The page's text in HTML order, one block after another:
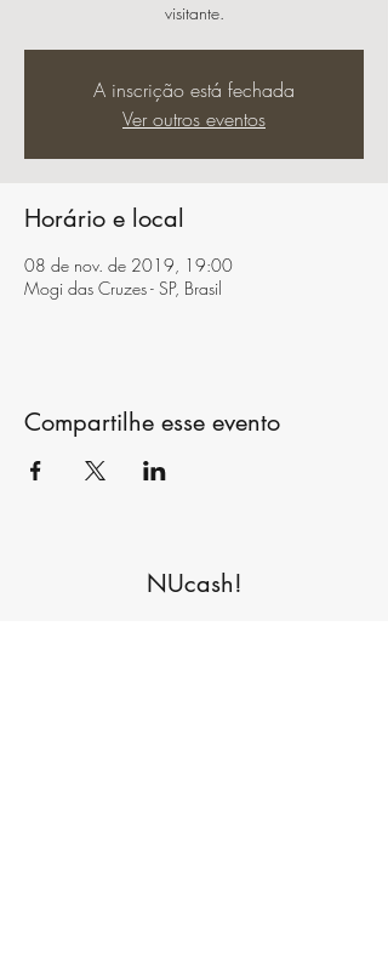
visitante.
A inscrição está fechada
Ver outros eventos
Horário e local
08 de nov. de 2019, 19:00
Mogi das Cruzes - SP, Brasil
Compartilhe esse evento
NUcash!